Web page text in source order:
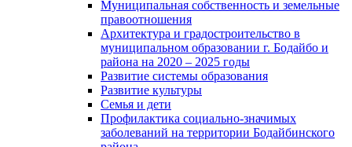
Муниципальная собственность и земельные
правоотношения
Архитектура и градостроительство в
муниципальном образовании г. Бодайбо и
района на 2020 – 2025 годы
Развитие системы образования
Развитие культуры
Семья и дети
Профилактика социально-значимых
заболеваний на территории Бодайбинского